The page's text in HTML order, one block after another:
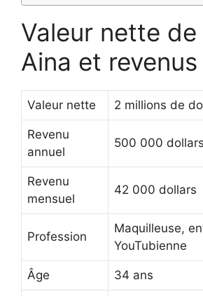
Valeur nette
Aina et revenus
Valeur nette 2 millions de
Revenu
annuel
500 000 dollars
Revenu
mensuel
42 000 dollars
Profession
Maquilleuse,
YouTubienne
Âge 34 ans